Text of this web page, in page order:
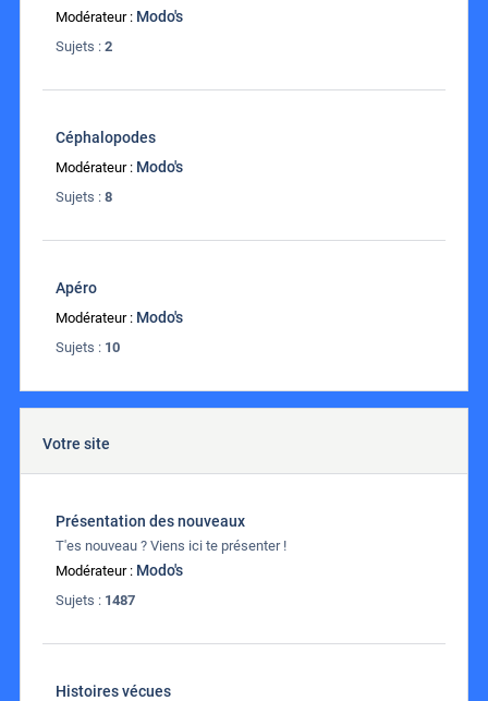
Modérateur : Modo's
Sujets : 2
Céphalopodes
Modérateur : Modo's
Sujets : 8
Apéro
Modérateur : Modo's
Sujets : 10
Votre site
Présentation des nouveaux
T'es nouveau ? Viens ici te présenter !
Modérateur : Modo's
Sujets : 1487
Histoires vécues